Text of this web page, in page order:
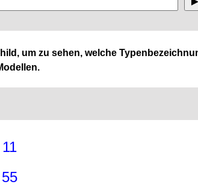
um zu sehen, welche